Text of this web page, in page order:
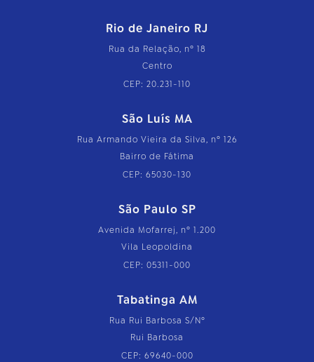
Rio de Janeiro RJ
Rua da Relação, nº 18
Centro
CEP: 20.231-110
São Luís MA
Rua Armando Vieira da Silva, nº 126
Bairro de Fátima
CEP: 65030-130
São Paulo SP
Avenida Mofarrej, nº 1.200
Vila Leopoldina
CEP: 05311-000
Tabatinga AM
Rua Rui Barbosa S/Nº
Rui Barbosa
CEP: 69640-000